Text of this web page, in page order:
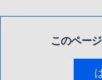
このペー